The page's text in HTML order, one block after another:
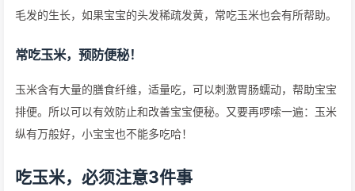
毛发的生长，如果宝宝的头发稀疏发黄，常吃玉米也会有所帮助。
常吃玉米，预防便秘！
玉米含有大量的膳食纤维，适量吃，可以刺激胃肠蠕动，帮助宝宝
排便。所以可以有效防止和改善宝宝便秘。又要再啰嗦一遍：玉米
纵有万般好，小宝宝也不能多吃哈！
吃玉米，必须注意3件事